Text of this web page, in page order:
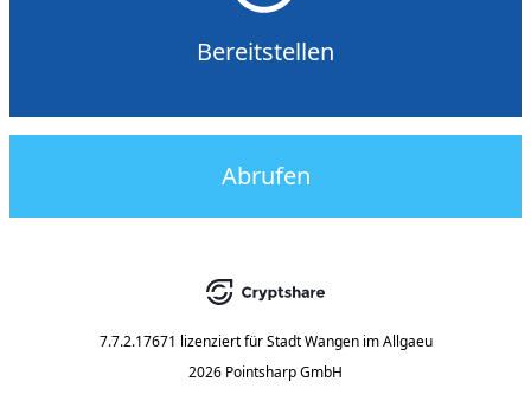
Bereitstellen
Abrufen
7.7.2.17671 lizenziert für Stadt Wangen im Allgaeu
2026 Pointsharp GmbH